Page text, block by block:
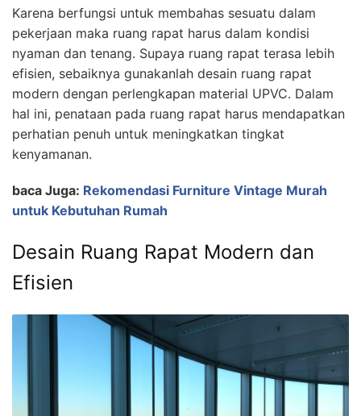
Karena berfungsi untuk membahas sesuatu dalam
pekerjaan maka ruang rapat harus dalam kondisi
nyaman dan tenang. Supaya ruang rapat terasa lebih
efisien, sebaiknya gunakanlah desain ruang rapat
modern dengan perlengkapan material UPVC. Dalam
hal ini, penataan pada ruang rapat harus mendapatkan
perhatian penuh untuk meningkatkan tingkat
kenyamanan.
baca Juga: Rekomendasi Furniture Vintage Murah
untuk Kebutuhan Rumah
Desain Ruang Rapat Modern dan
Efisien